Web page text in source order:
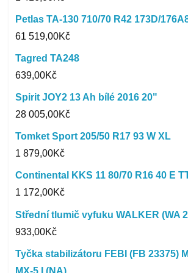
Petlas TA-130 710/70 R42 173D/
61 519,00Kč
Tagred TA248
639,00Kč
Spirit JOY2 13 Ah bílé 2016 20"
28 005,00Kč
Tomket Sport 205/50 R17 93 W XL
1 879,00Kč
Continental KKS 11 80/70 R16 40 E
1 172,00Kč
Střední tlumič vyfuku WALKER (WA
933,00Kč
Tyčka stabilizátoru FEBI (FB 23375)